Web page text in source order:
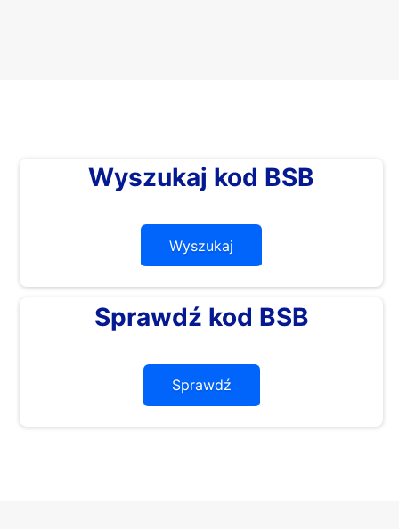
Wyszukaj kod BSB
Wyszukaj
Sprawdź kod BSB
Sprawdź